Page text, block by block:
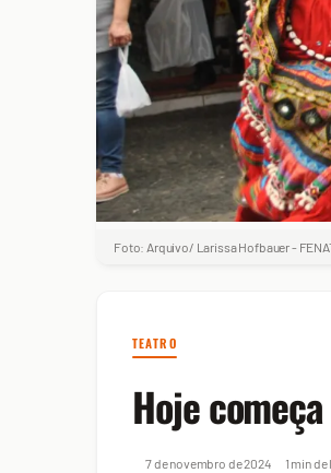
Foto: Arquivo/ Larissa Hofbauer -
TEATRO
Hoje
7 de novembro de 2024 1 min